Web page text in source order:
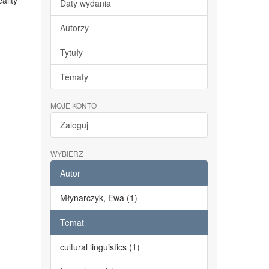
Daty wydania
Autorzy
Tytuły
Tematy
MOJE KONTO
Zaloguj
WYBIERZ
Autor
Młynarczyk, Ewa (1)
Temat
cultural linguistics (1)